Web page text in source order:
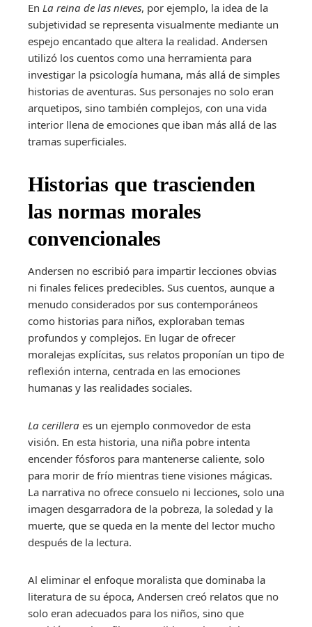
En La reina de las nieves, por ejemplo, la idea de la
subjetividad se representa visualmente mediante un
espejo encantado que altera la realidad. Andersen
utilizó los cuentos como una herramienta para
investigar la psicología humana, más allá de simples
historias de aventuras. Sus personajes no solo eran
arquetipos, sino también complejos, con una vida
interior llena de emociones que iban más allá de las
tramas superficiales.
Historias que trascienden
las normas morales
convencionales
Andersen no escribió para impartir lecciones obvias
ni finales felices predecibles. Sus cuentos, aunque a
menudo considerados por sus contemporáneos
como historias para niños, exploraban temas
profundos y complejos. En lugar de ofrecer
moralejas explícitas, sus relatos proponían un tipo de
reflexión interna, centrada en las emociones
humanas y las realidades sociales.
La cerillera es un ejemplo conmovedor de esta
visión. En esta historia, una niña pobre intenta
encender fósforos para mantenerse caliente, solo
para morir de frío mientras tiene visiones mágicas.
La narrativa no ofrece consuelo ni lecciones, solo una
imagen desgarradora de la pobreza, la soledad y la
muerte, que se queda en la mente del lector mucho
después de la lectura.
Al eliminar el enfoque moralista que dominaba la
literatura de su época, Andersen creó relatos que no
solo eran adecuados para los niños, sino que